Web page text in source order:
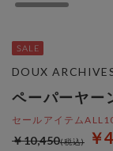
ペーパーヤー
セールアイテム
￥
￥10,450
DOUX